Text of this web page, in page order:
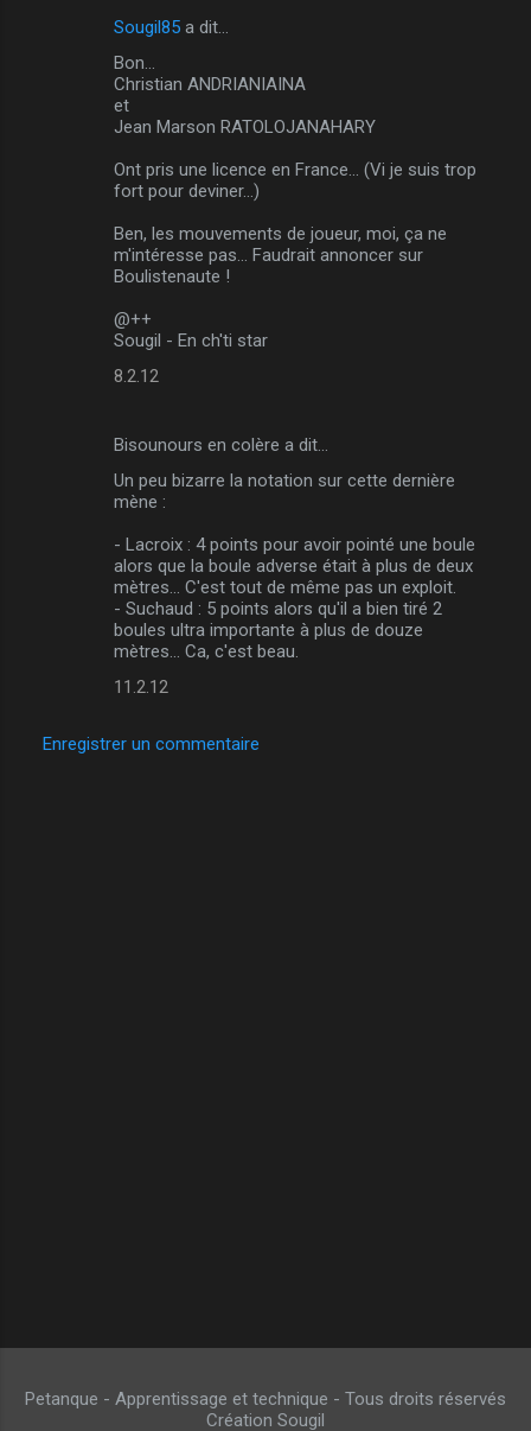
Sougil85 a dit…
Bon...
Christian ANDRIANIAINA
et
Jean Marson RATOLOJANAHARY
Ont pris une licence en France... (Vi je suis trop
fort pour deviner...)
Ben, les mouvements de joueur, moi, ça ne
m'intéresse pas... Faudrait annoncer sur
Boulistenaute !
@++
Sougil - En ch'ti star
8.2.12
Bisounours en colère a dit…
Un peu bizarre la notation sur cette dernière
mène :
- Lacroix : 4 points pour avoir pointé une boule
alors que la boule adverse était à plus de deux
mètres... C'est tout de même pas un exploit.
- Suchaud : 5 points alors qu'il a bien tiré 2
boules ultra importante à plus de douze
mètres... Ca, c'est beau.
11.2.12
Enregistrer un commentaire
Petanque - Apprentissage et technique - Tous droits réservés
Création Sougil